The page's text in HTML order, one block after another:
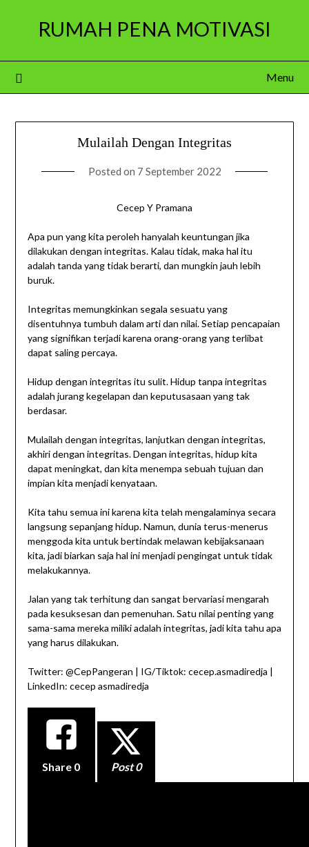
RUMAH PENA MOTIVASI
Menu
Mulailah Dengan Integritas
Posted on 7 September 2022
Cecep Y Pramana
Apa pun yang kita peroleh hanyalah keuntungan jika
dilakukan dengan integritas. Kalau tidak, maka hal itu
adalah tanda yang tidak berarti, dan mungkin jauh lebih
buruk.
Integritas memungkinkan segala sesuatu yang
disentuhnya tumbuh dalam arti dan nilai. Setiap pencapaian
yang signifikan terjadi karena orang-orang yang terlibat
dapat saling percaya.
Hidup dengan integritas itu sulit. Hidup tanpa integritas
adalah jurang kegelapan dan keputusasaan yang tak
berdasar.
Mulailah dengan integritas, lanjutkan dengan integritas,
akhiri dengan integritas. Dengan integritas, hidup kita
dapat meningkat, dan kita menempa sebuah tujuan dan
impian kita menjadi kenyataan.
Kita tahu semua ini karena kita telah mengalaminya secara
langsung sepanjang hidup. Namun, dunia terus-menerus
menggoda kita untuk bertindak melawan kebijaksanaan
kita, jadi biarkan saja hal ini menjadi pengingat untuk tidak
melakukannya.
Jalan yang tak terhitung dan sangat bervariasi mengarah
pada kesuksesan dan pemenuhan. Satu nilai penting yang
sama-sama mereka miliki adalah integritas, jadi kita tahu apa
yang harus dilakukan.
Twitter: @CepPangeran | IG/Tiktok: cecep.asmadiredja |
LinkedIn: cecep asmadiredja
Share 0 Post 0